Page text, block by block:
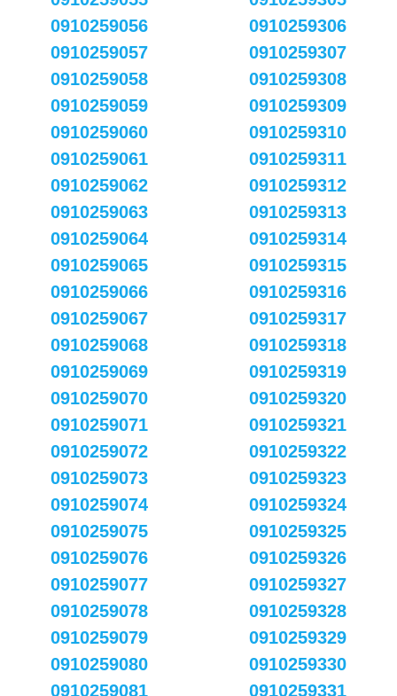
0910259056
0910259057
0910259058
0910259059
0910259060
0910259061
0910259062
0910259063
0910259064
0910259065
0910259066
0910259067
0910259068
0910259069
0910259070
0910259071
0910259072
0910259073
0910259074
0910259075
0910259076
0910259077
0910259078
0910259079
0910259080
0910259081
0910259306
0910259307
0910259308
0910259309
0910259310
0910259311
0910259312
0910259313
0910259314
0910259315
0910259316
0910259317
0910259318
0910259319
0910259320
0910259321
0910259322
0910259323
0910259324
0910259325
0910259326
0910259327
0910259328
0910259329
0910259330
0910259331